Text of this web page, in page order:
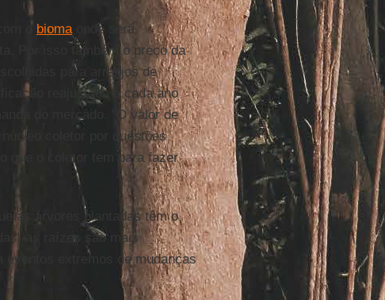
o biomaonde será
Por isso também o preço da
para arranjos de
reajustada a cada ano
do mercado. "O valor de
coletor por questões
que o coletor tem para fazer
as árvores plantadas têm o
as raízes são mais
eventos extremos de mudanças